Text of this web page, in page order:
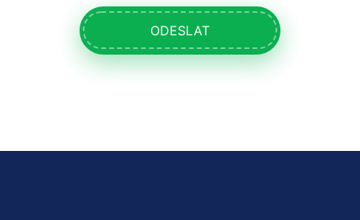
ODESLAT